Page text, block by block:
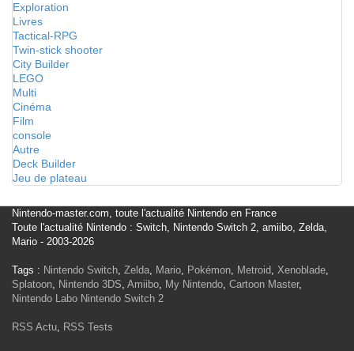
Exploration
Livres
Tactical-RPG
Twin-stick shooter
City Builder
LEGO
Multi
Cinéma
Film
console
Autre
Deck Builder
Jeu de plateau
Nintendo-master.com, toute l'actualité Nintendo en France
Toute l'actualité Nintendo : Switch, Nintendo Switch 2, amiibo, Zelda,
Mario - 2003-2026
Tags : Nintendo Switch, Zelda, Mario, Pokémon, Metroid, Xenoblade,
Splatoon, Nintendo 3DS, Amiibo, My Nintendo, Cartoon Master,
Nintendo Labo Nintendo Switch 2
RSS Actu, RSS Tests